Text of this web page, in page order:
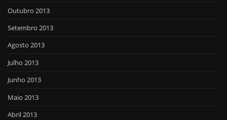
Outubro 2013
Setembro 2013
Agosto 2013
Julho 2013
Junho 2013
Maio 2013
Abril 2013